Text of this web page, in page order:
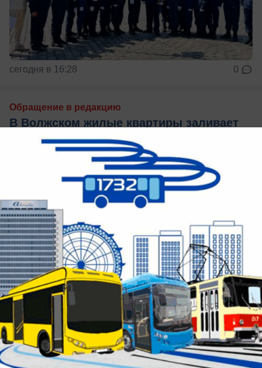
сегодня в 16:28 0
Обращение в редакцию
В Волжском жилые квартиры заливает
во время дождя: УК «Лада Дом»
бездействует
Потоп 4-ый месяц